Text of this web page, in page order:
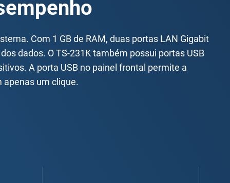
Com 1 GB de RAM, duas portas LAN Gigabit
dados. O TS-231K também possui portas USB
A porta USB no painel frontal permite a
apenas um clique.